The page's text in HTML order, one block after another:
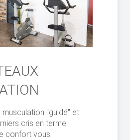
musculation "guidé" et
cris en terme
confort vous